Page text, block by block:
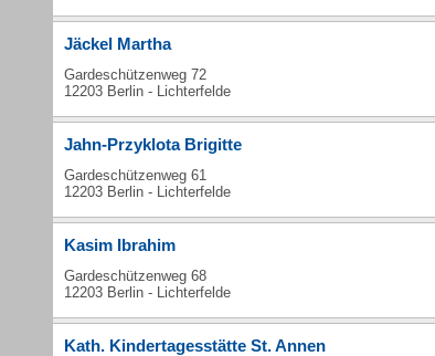
Jäckel Martha
Gardeschützenweg 72
12203 Berlin - Lichterfelde
Jahn-Przyklota Brigitte
Gardeschützenweg 61
12203 Berlin - Lichterfelde
Kasim Ibrahim
Gardeschützenweg 68
12203 Berlin - Lichterfelde
Kath. Kindertagesstätte St. Annen